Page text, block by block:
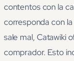
contentos con la
corresponda con
sale mal, Catawiki
comprador. Esto